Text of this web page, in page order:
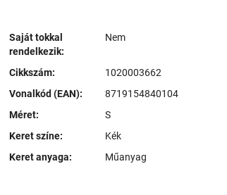
Saját tokkal
rendelkezik:
Nem
Cikkszám:
1020003662
Vonalkód (EAN):
8719154840104
Méret:
S
Keret színe:
Kék
Keret anyaga:
Műanyag